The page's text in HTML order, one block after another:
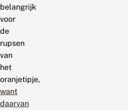
belangrijk
voor
de
rupsen
van
het
oranjetipje,
want
daarvan